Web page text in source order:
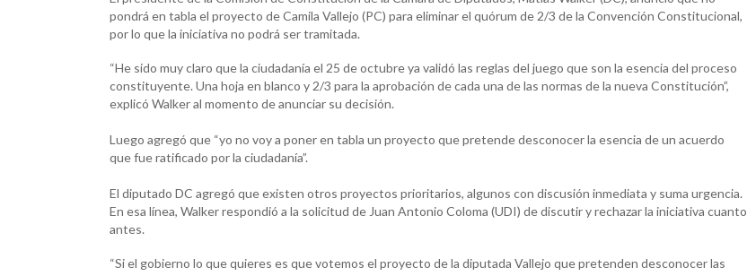
pondrá en tabla el proyecto de Camila Vallejo (PC) para eliminar el quórum de 2/3 de la Convención Constitucional,
por lo que la iniciativa no podrá ser tramitada.
“He sido muy claro que la ciudadanía el 25 de octubre ya validó las reglas del juego que son la esencia del proceso
constituyente. Una hoja en blanco y 2/3 para la aprobación de cada una de las normas de la nueva Constitución”,
explicó Walker al momento de anunciar su decisión.
Luego agregó que “yo no voy a poner en tabla un proyecto que pretende desconocer la esencia de un acuerdo
que fue ratificado por la ciudadanía”.
El diputado DC agregó que existen otros proyectos prioritarios, algunos con discusión inmediata y suma urgencia.
En esa línea, Walker respondió a la solicitud de Juan Antonio Coloma (UDI) de discutir y rechazar la iniciativa cuanto
antes.
“Si el gobierno lo que quieres es que votemos el proyecto de la diputada Vallejo que pretenden desconocer las